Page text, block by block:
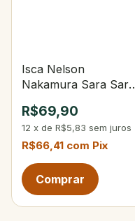
Isca Nelson
Nakamura Sara Sará
Limão
R$69,90
12 x de R$5,83 sem juros
R$66,41 com Pix